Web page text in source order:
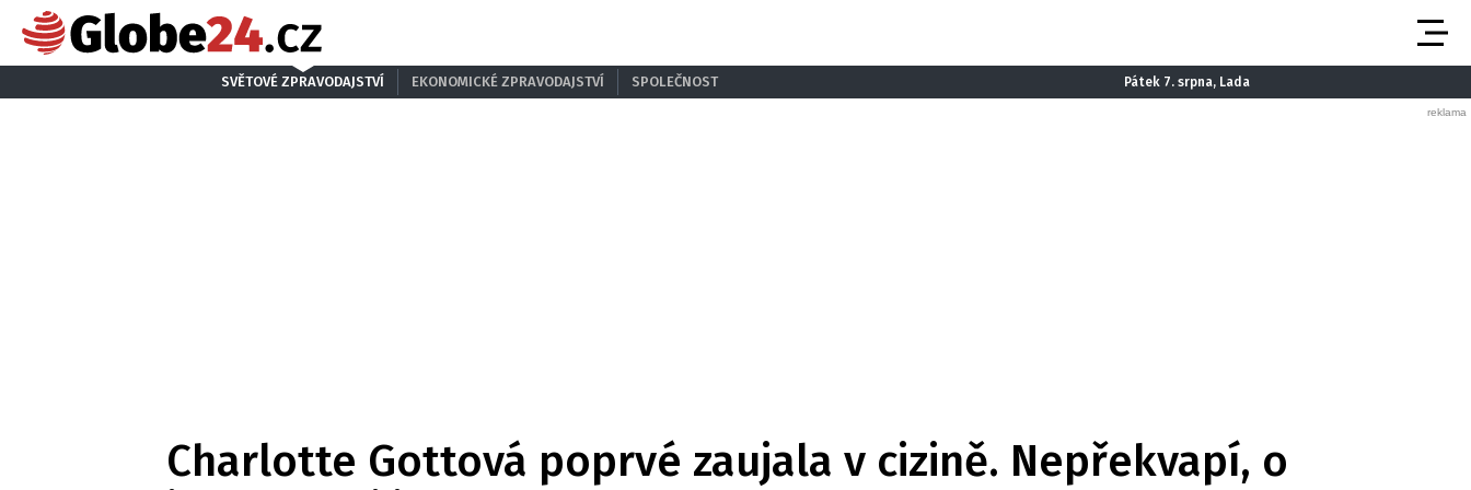
SVĚTOVÉ ZPRAVODAJSTVÍ EKONOMICKÉ ZPRAVODAJSTVÍ SPOLEČNOST Pátek 7. srpna, Lada
Charlotte Gottová poprvé zaujala v cizině. Nepřekvapí, o